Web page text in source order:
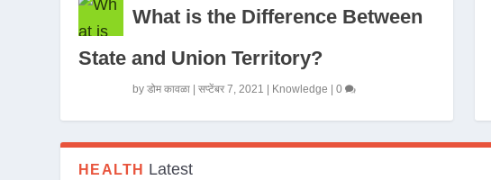
What is the Difference Between
State and Union Territory?
byडोम कावळा |सप्टेंबर 7, 2021 Knowledge |0
HEALTH Latest